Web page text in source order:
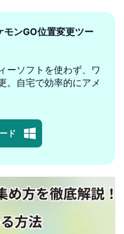
ンGO位置変更ツー
ーソフトを使わず、ワ
。自宅で効率的にアメ
ド